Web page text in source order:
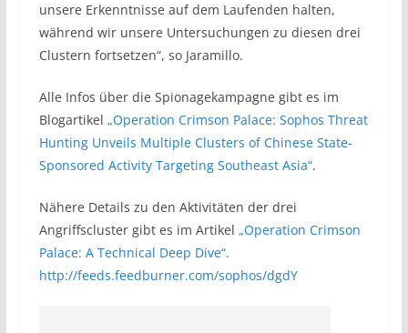
unsere Erkenntnisse auf dem Laufenden halten,
während wir unsere Untersuchungen zu diesen drei
Clustern fortsetzen“, so Jaramillo.
Alle Infos über die Spionagekampagne gibt es im
Blogartikel „Operation Crimson Palace: Sophos Threat
Hunting Unveils Multiple Clusters of Chinese State-
Sponsored Activity Targeting Southeast Asia“.
Nähere Details zu den Aktivitäten der drei
Angriffscluster gibt es im Artikel „Operation Crimson
Palace: A Technical Deep Dive“.
http://feeds.feedburner.com/sophos/dgdY